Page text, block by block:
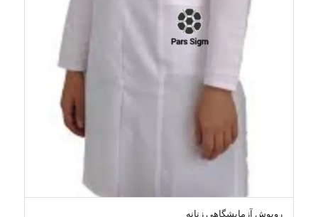
روپوش آزمایشگاهی زنانه